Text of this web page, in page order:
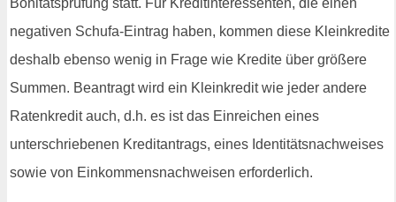
negativen Schufa-Eintrag haben, kommen diese Kleinkredite
deshalb ebenso wenig in Frage wie Kredite über größere
Summen. Beantragt wird ein Kleinkredit wie jeder andere
Ratenkredit auch, d.h. es ist das Einreichen eines
unterschriebenen Kreditantrags, eines Identitätsnachweises
sowie von Einkommensnachweisen erforderlich.